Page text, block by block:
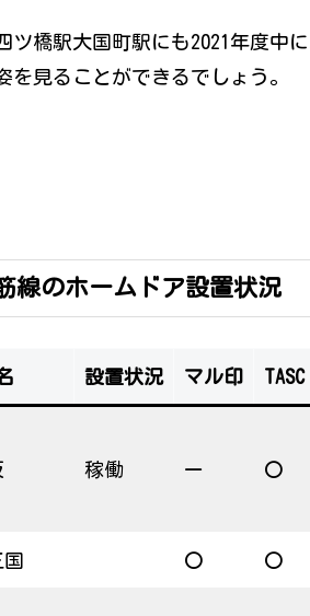
ツ橋駅大国町駅にも2021年度中
を見ることができるでしょう。
線のホームドア設置状況
設置状況 マル印 TASC
稼働 ー 〇
国 〇 〇